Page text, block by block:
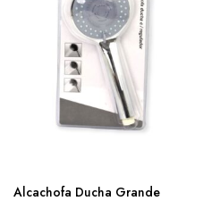
Alcachofa Ducha Grande